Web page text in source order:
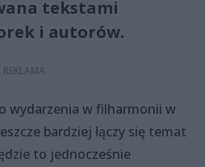
tekstami
i autorów.
wydarzenia w filharmonii w
bardziej łączy się temat
to jednocześnie